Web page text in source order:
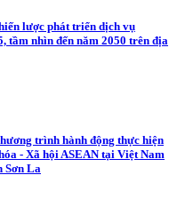
lược phát triển dịch vụ
tầm nhìn đến năm 2050 trên địa
trình hành động thực hiện
- Xã hội ASEAN tại Việt Nam
Sơn La